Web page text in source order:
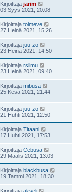
Kirjoittaja jarim
03 Syys 2021, 20:08
Kirjoittaja toimeve
27 Heinä 2021, 15:26
Kirjoittaja juu-zo
23 Heinä 2021, 14:50
Kirjoittaja rsilmu
23 Heinä 2021, 09:40
Kirjoittaja mibusa
25 Kesä 2021, 21:44
Kirjoittaja juu-zo
21 Huhti 2021, 12:50
Kirjoittaja Titaani
17 Huhti 2021, 17:53
Kirjoittaja Cebusa
29 Maalis 2021, 13:03
Kirjoittaja blackbusa
19 Tammi 2021, 18:30